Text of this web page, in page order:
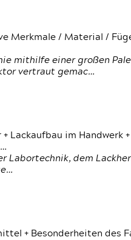
Merkmale / Material /
mithilfe einer großen
vertraut gemac…
Lackaufbau im Handwerk
Labortechnik, dem
+ Besonderheiten des